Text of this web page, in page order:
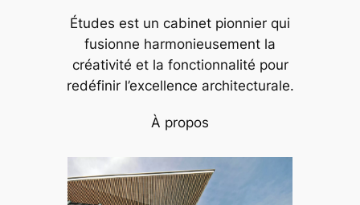
Études est un cabinet pionnier qui
fusionne harmonieusement la
créativité et la fonctionnalité pour
redéfinir l’excellence architecturale.
À propos